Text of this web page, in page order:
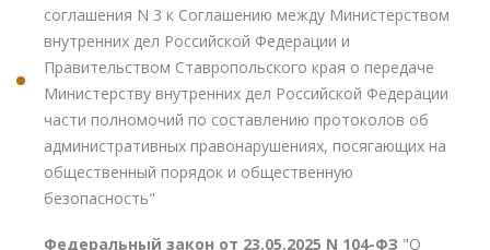
соглашения N 3 к Соглашению между Министерством
внутренних дел Российской Федерации и
Правительством Ставропольского края о передаче
Министерству внутренних дел Российской Федерации
части полномочий по составлению протоколов об
административных правонарушениях, посягающих на
общественный порядок и общественную
безопасность"
Федеральный закон от 23.05.2025 N 104-ФЗ "О